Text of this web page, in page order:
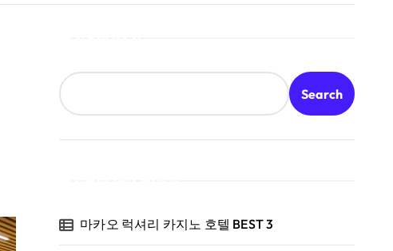
Search
마카오 럭셔리 카지노 호텔 BEST 3